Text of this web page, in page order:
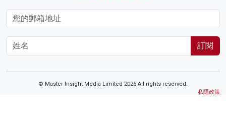
訂閱
© Master Insight Media Limited 2026 All rights reserved.
私隱政策